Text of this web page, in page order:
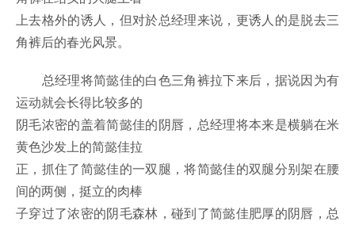
上去格外的诱人，但对於总经理来说，更诱人的是脱去三
角裤后的春光风景。
总经理将简懿佳的白色三角裤拉下来后，据说因为有
运动就会长得比较多的
阴毛浓密的盖着简懿佳的阴唇，总经理将本来是横躺在米
黄色沙发上的简懿佳拉
正，抓住了简懿佳的一双腿，将简懿佳的双腿分别架在腰
间的两侧，挺立的肉棒
子穿过了浓密的阴毛森林，碰到了简懿佳肥厚的阴唇，总